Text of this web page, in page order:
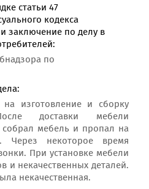
статьи 47
кодекса
заключение по делу в
по
изготовление и сборку
доставки мебели
мебель и пропал на
Через некоторое время
При установке мебели
и некачественных деталей.
некачественная.